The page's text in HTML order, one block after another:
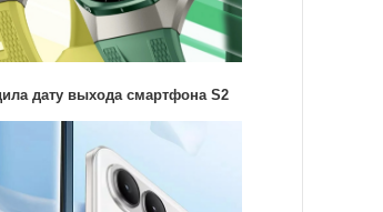
дату выхода смартфона S2